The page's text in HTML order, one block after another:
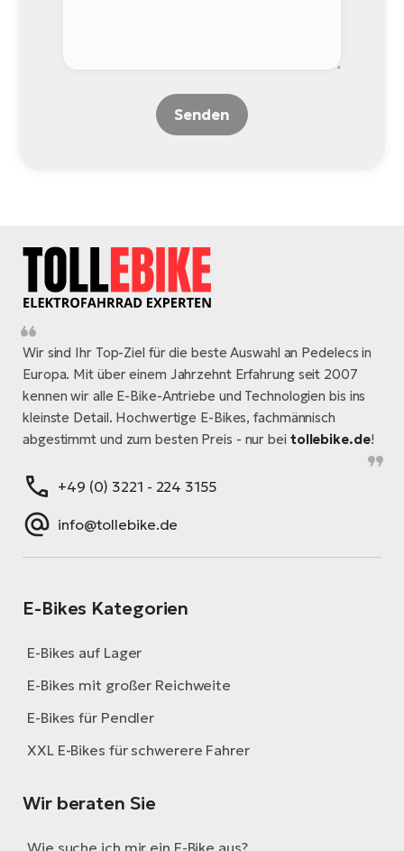
Senden
Wir sind Ihr Top-Ziel für die beste Auswahl an Pedelecs in
Europa. Mit über einem Jahrzehnt Erfahrung seit 2007
kennen wir alle E-Bike-Antriebe und Technologien bis ins
kleinste Detail. Hochwertige E-Bikes, fachmännisch
abgestimmt und zum besten Preis - nur bei tollebike.de!
+49 (0) 3221 - 224 3155
info@tollebike.de
E-Bikes Kategorien
E-Bikes auf Lager
E-Bikes mit großer Reichweite
E-Bikes für Pendler
XXL E-Bikes für schwerere Fahrer
Wir beraten Sie